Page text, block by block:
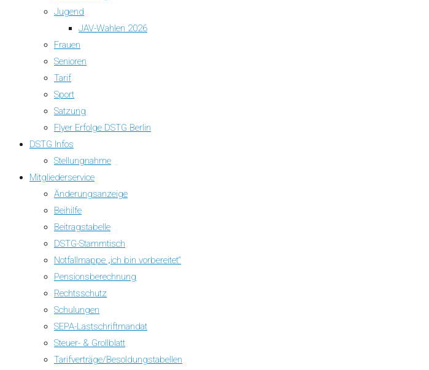
Jugend
JAV-Wahlen 2026
Frauen
Senioren
Tarif
Sport
Satzung
Flyer Erfolge DSTG Berlin
DSTG Infos
Stellungnahme
Mitgliederservice
Änderungsanzeige
Beihilfe
Beitragstabelle
DSTG-Stammtisch
Notfallmappe „ich bin vorbereitet“
Pensionsberechnung
Rechtsschutz
Schulungen
SEPA-Lastschriftmandat
Steuer- & Grollblatt
Tarifverträge/Besoldungstabellen